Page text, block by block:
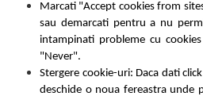
Marcati "Accept cookies from
sau demarcati pentru a nu
intampinati probleme cu
"Never".
Stergere cookie-uri: Daca dati
deschide o noua fereastra unde